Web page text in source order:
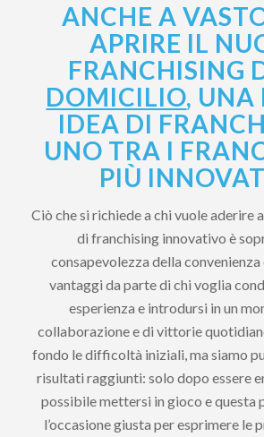
ANCHE A
APRIRE IL
FRANCHISING
DOMICILIO, UNA
IDEA DI
UNO TRA I
PIÙ
Ciò che si richiede a chi vuole aderire
di franchising innovativo è
consapevolezza della
vantaggi da parte di chi voglia
esperienza e introdursi in un
collaborazione e di vittorie
fondo le difficoltà iniziali, ma siamo
risultati raggiunti: solo dopo essere
possibile mettersi in gioco e questa
l’occasione giusta per esprimere le